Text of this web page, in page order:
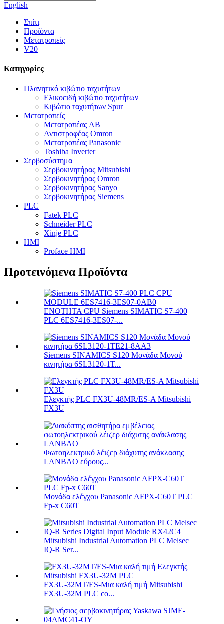
English
Σπίτι
Προϊόντα
Μετατροπείς
V20
Κατηγορίες
Πλανητικό κιβώτιο ταχυτήτων
Ελικοειδή κιβώτιο ταχυτήτων
Κιβώτιο ταχυτήτων Spur
Μετατροπείς
Μετατροπέας AB
Αντιστροφέας Omron
Μετατροπέας Panasonic
Toshiba Inverter
Σερβοσύστημα
Σερβοκινητήρας Mitsubishi
Σερβοκινητήρας Omron
Σερβοκινητήρας Sanyo
Σερβοκινητήρας Siemens
PLC
Fatek PLC
Schneider PLC
Xinje PLC
HMI
Proface HMI
Προτεινόμενα Προϊόντα
ΕΝΟΤΗΤΑ CPU Siemens SIMATIC S7-400
PLC 6ES7416-3ES07-...
Siemens SINAMICS S120 Μονάδα Μονού
κινητήρα 6SL3120-1T...
Ελεγκτής PLC FX3U-48MR/ES-A Mitsubishi
FX3U
Φωτοηλεκτρικό λέιζερ διάχυτης ανάκλασης
LANBAO εύρους...
Μονάδα ελέγχου Panasonic AFPX-C60T PLC
Fp-x C60T
Mitsubishi Industrial Automation PLC Melsec
IQ-R Ser...
FX3U-32MT/ES-Μια καλή τιμή Mitsubishi
FX3U-32M PLC co...